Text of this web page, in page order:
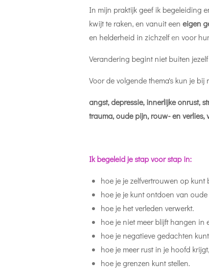
In mijn praktijk geef ik begeleiding
kwijt te raken, en vanuit een eigen
en helderheid in zichzelfen voor
Verandering begint niet buiten
Voor de volgende thema's kun je bij
angst, depressie, innerlijke onrust,
trauma, oude pijn, rouw- en verlies,
Ik begeleid je stap voor stap in:
hoe je je zelfvertrouwen op kunt
hoe je je kunt ontdoen van
hoe je het verleden verwerkt.
hoe je niet meer blijft hangen in
hoe je negatieve gedachten
hoe je meer rust in je hoofd
hoe je grenzen kunt stellen.